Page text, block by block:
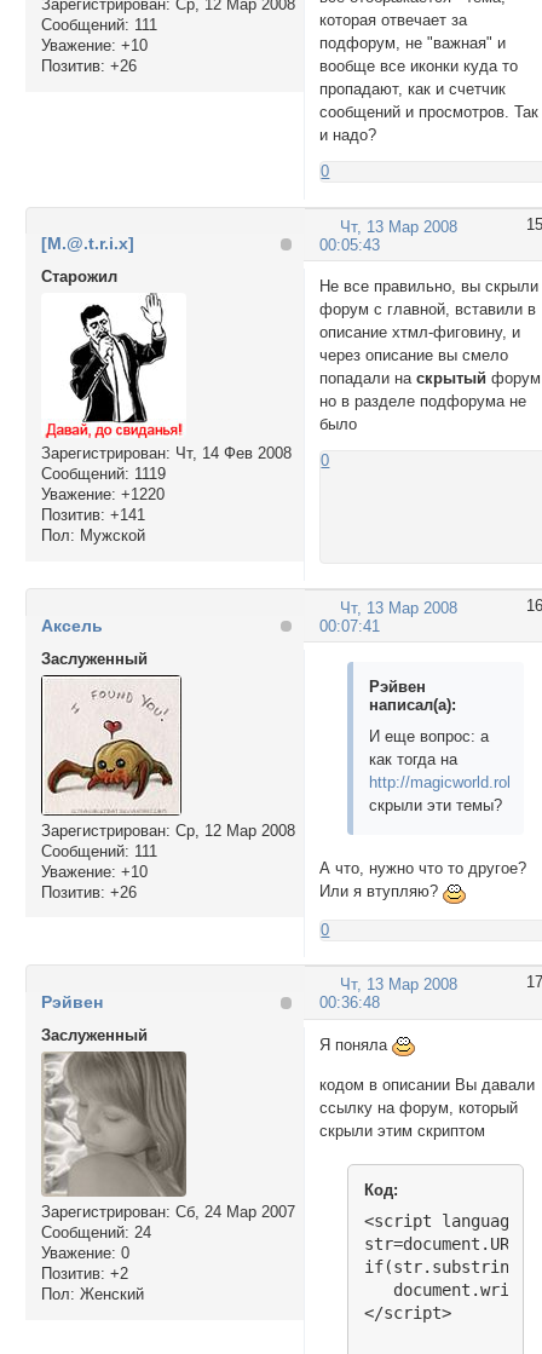
Зарегистрирован: Ср, 12 Мар 2008
Сообщений: 111
Уважение: +10
Позитив: +26
которая отвечает за
подфорум, не "важная" и
вообще все иконки куда то
пропадают, как и счетчик
сообщений и просмотров. Так
и надо?
0
15
Чт, 13 Мар 2008
00:05:43
[M.@.t.r.i.x]
Cтарожил
Зарегистрирован: Чт, 14 Фев 2008
Сообщений: 1119
Уважение: +1220
Позитив: +141
Пол: Мужской
Не все правильно, вы скрыли
форум с главной, вставили в
описание хтмл-фиговину, и
через описание вы смело
попадали наскрытый
но в разделе подфорума не
было
0
16
Чт, 13 Мар 2008
00:07:41
Аксель
Заслуженный
Зарегистрирован: Ср, 12 Мар 2008
Сообщений: 111
Уважение: +10
Позитив: +26
Рэйвен
написал(а):
И еще вопрос: а
как тогда на
http://
скрыли эти темы?
А что, нужно что то другое?
Или я втупляю?
0
17
Чт, 13 Мар 2008
00:36:48
Рэйвен
Заслуженный
Зарегистрирован: Сб, 24 Мар 2007
Сообщений: 24
Уважение: 0
Позитив: +2
Пол: Женский
Я поняла
кодом в описании Вы давали
ссылку на форум, который
скрыли этим скриптом
Код:
<script
str=document.URL
</script>